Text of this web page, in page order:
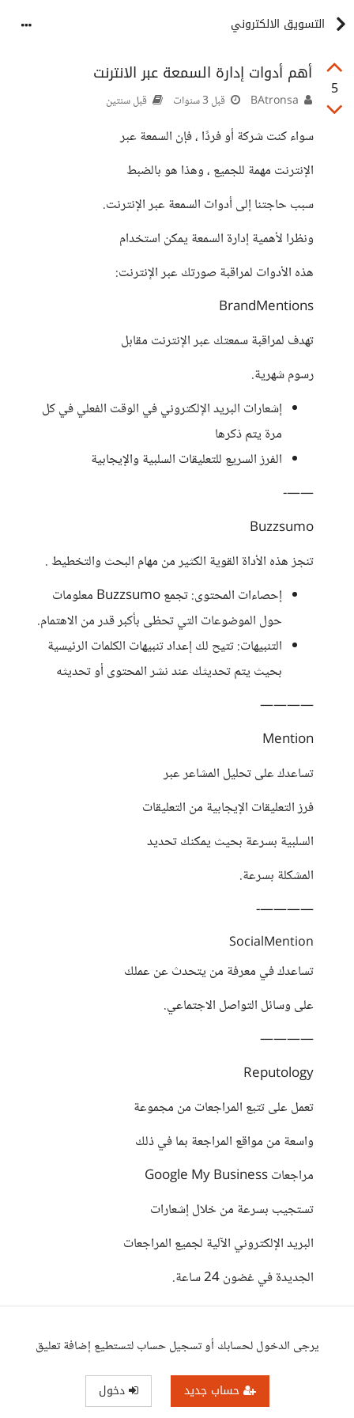
التسويق الالكتروني
5
أهم أدوات إدارة السمعة عبر الانترنت
قبل 3 سنوات قبل سنتين
سواء كنت شركة أو فردًا ، فإن السمعة عبر
الإنترنت مهمة للجميع ، وهذا هو بالضبط
سبب حاجتنا إلى أدوات السمعة عبر الإنترنت.
ونظرا لأهمية إدارة السمعة يمكن استخدام
هذه الأدوات لمراقبة صورتك عبر الإنترنت:
BrandMentions
تهدف لمراقبة سمعتك عبر الإنترنت مقابل
رسوم شهرية.
إشعارات البريد الإلكتروني في الوقت الفعلي في كل
مرة يتم ذكرها
الفرز السريع للتعليقات السلبية والإيجابية
——-
Buzzsumo
تنجز هذه الأداة القوية الكثير من مهام البحث والتخطيط .
إحصاءات المحتوى: تجمع Buzzsumo معلومات
حول الموضوعات التي تحظى بأكبر قدر من الاهتمام.
التنبيهات: تتيح لك إعداد تنبيهات الكلمات الرئيسية
بحيث يتم تحديثك عند نشر المحتوى أو تحديثه
————
Mention
تساعدك على تحليل المشاعر عبر
فرز التعليقات الإيجابية من التعليقات
السلبية بسرعة بحيث يمكنك تحديد
المشكلة بسرعة.
————-
SocialMention
تساعدك في معرفة من يتحدث عن عملك
على وسائل التواصل الاجتماعي.
————
Reputology
تعمل على تتبع المراجعات من مجموعة
واسعة من مواقع المراجعة بما في ذلك
مراجعات Google My Business
تستجيب بسرعة من خلال إشعارات
البريد الإلكتروني الآلية لجميع المراجعات
الجديدة في غضون 24 ساعة.
يرجى الدخول لحسابك أو تسجيل حساب لتستطيع إضافة تعليق
حساب جديد دخول